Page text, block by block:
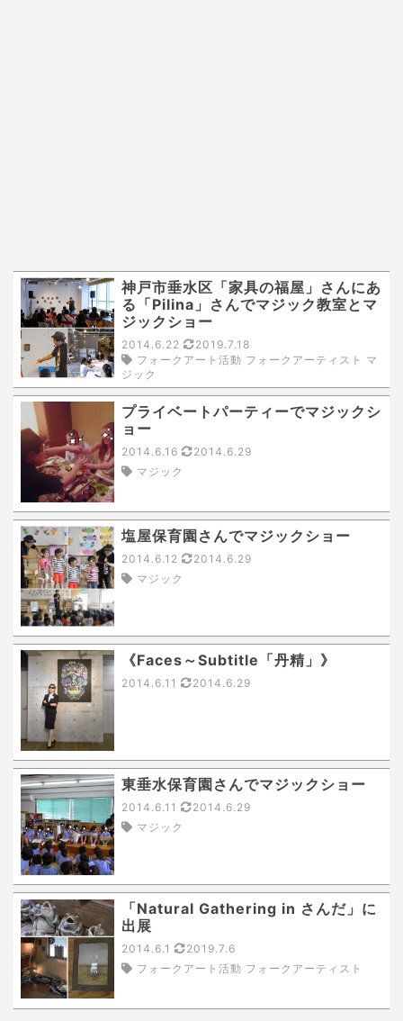
神戸市垂水区「家具の福屋」さんにあ
る「Pilina」さんでマジック教室とマ
ジックショー
2014.6.22
2019.7.18
フォークアート活動 フォークアーティスト マ
ジック
プライベートパーティーでマジックシ
ョー
2014.6.16
2014.6.29
マジック
塩屋保育園さんでマジックショー
2014.6.12
2014.6.29
マジック
《Faces～Subtitle「丹精」》
2014.6.11 2014.6.29
東垂水保育園さんでマジックショー
2014.6.11
2014.6.29
マジック
「Natural Gathering in さんだ」に
出展
2014.6.1
2019.7.6
フォークアート活動 フォークアーティスト